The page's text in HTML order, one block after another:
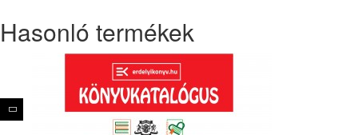
Hasonló termékek